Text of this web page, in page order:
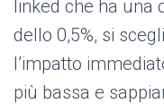
linked che ha una
dello 0,5%, si
l’impatto
più bassa e